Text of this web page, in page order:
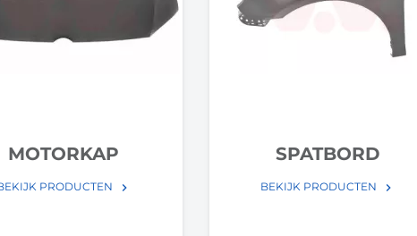
MOTORKAP
PRODUCTEN keyboard_arrow_right
SPATBORD
BEKIJK PRODUCTEN keyboard_arrow_right